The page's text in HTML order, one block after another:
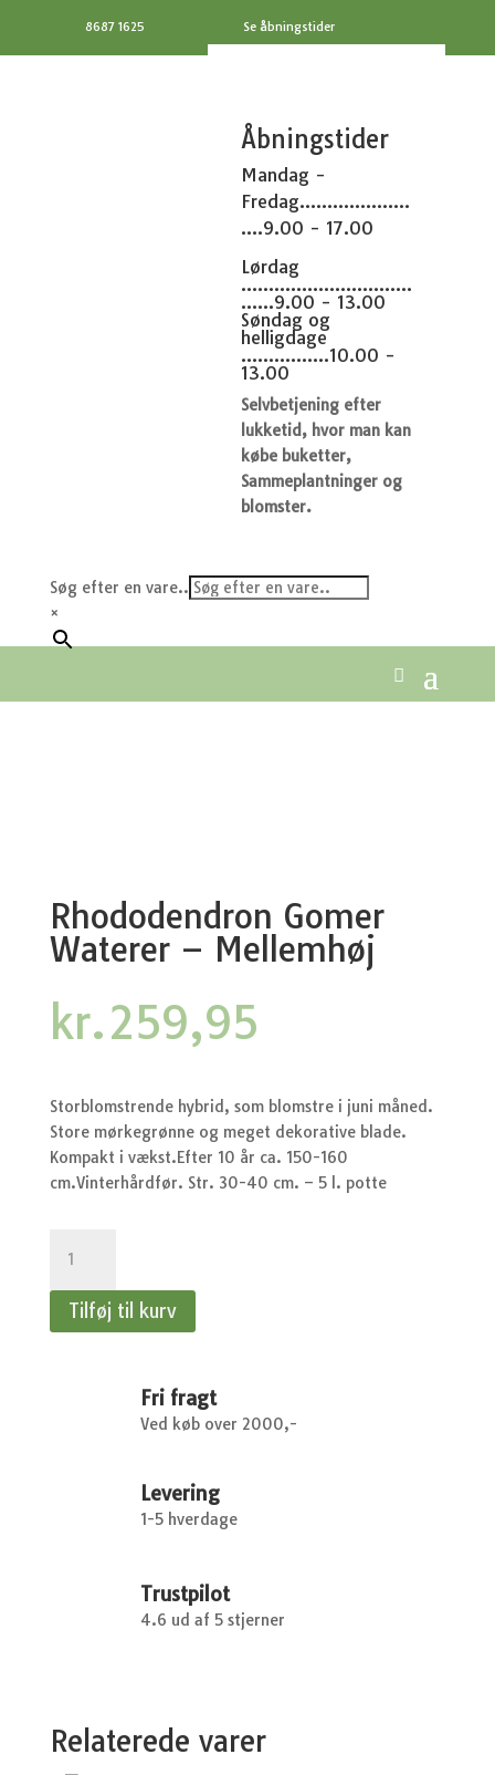
8687 1625 Se åbningstider
Åbningstider
Mandag -
Fredag....................
....9.00 - 17.00
Lørdag
...............................
......9.00 - 13.00
Søndag og
helligdage
................10.00 -
13.00
Selvbetjening efter
lukketid, hvor man kan
købe buketter,
Sammeplantninger og
blomster.
Søg efter en vare..
×
Rhododendron Gomer
Waterer – Mellemhøj
kr.259,95
Storblomstrende hybrid, som blomstre i juni måned.
Store mørkegrønne og meget dekorative blade.
Kompakt i vækst.Efter 10 år ca. 150-160
cm.Vinterhårdfør. Str. 30-40 cm. – 5 l. potte
Gomer
Waterer
Tilføj til kurv
Fri fragt
Ved køb over 2000,-
Levering
1-5 hverdage
Trustpilot
4.6 ud af 5 stjerner
Relaterede varer